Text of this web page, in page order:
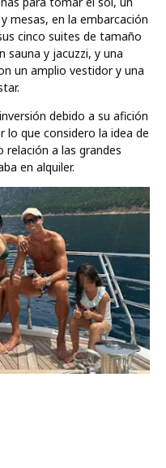
mesas, en la embarcación
cinco suites de tamaño
sauna y jacuzzi, y una
un amplio vestidor y una
debido a su afición
lo que considero la idea de
a las grandes
en alquiler.